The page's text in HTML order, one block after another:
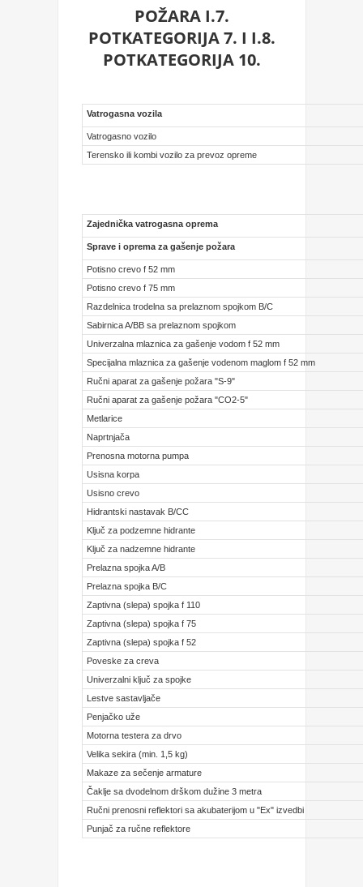
POŽARA I.7.
POTKATEGORIJA 7. I I.8.
POTKATEGORIJA 10.
Vatrogasna vozila
Vatrogasno vozilo
Terensko ili kombi vozilo za prevoz opreme
Zajednička vatrogasna oprema
Sprave i oprema za gašenje požara
Potisno crevo f 52 mm
Potisno crevo f 75 mm
Razdelnica trodelna sa prelaznom spojkom B/C
Sabirnica A/BB sa prelaznom spojkom
Univerzalna mlaznica za gašenje vodom f 52 mm
Specijalna mlaznica za gašenje vodenom maglom f 52 mm
Ručni aparat za gašenje požara "S-9"
Ručni aparat za gašenje požara "CO2-5"
Metlarice
Naprtnjača
Prenosna motorna pumpa
Usisna korpa
Usisno crevo
Hidrantski nastavak B/CC
Ključ za podzemne hidrante
Ključ za nadzemne hidrante
Prelazna spojka A/B
Prelazna spojka B/C
Zaptivna (slepa) spojka f 110
Zaptivna (slepa) spojka f 75
Zaptivna (slepa) spojka f 52
Poveske za creva
Univerzalni ključ za spojke
Lestve sastavljače
Penjačko uže
Motorna testera za drvo
Velika sekira (min. 1,5 kg)
Makaze za sečenje armature
Čaklje sa dvodelnom drškom dužine 3 metra
Ručni prenosni reflektori sa akubaterijom u "Ex" izvedbi
Punjač za ručne reflektore